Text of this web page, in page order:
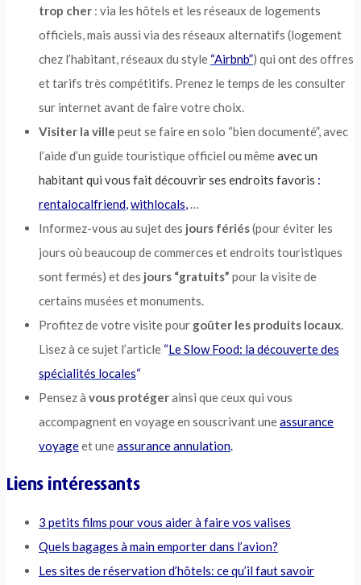
trop cher : via les hôtels et les réseaux de logements
officiels, mais aussi via des réseaux alternatifs (logement
chez l’habitant, réseaux du style “Airbnb”) qui ont des offres
et tarifs très compétitifs. Prenez le temps de les consulter
sur internet avant de faire votre choix.
Visiter la ville peut se faire en solo “bien documenté”, avec
l’aide d’un guide touristique officiel ou mêmeavecun
habitant qui vous fait découvrir ses endroits favoris :
rentalocalfriend,withlocals,…
Informez-vous au sujet des jours fériés(pour éviter les
jours où beaucoup de commerces et endroits touristiques
sont fermés) et des jours “gratuits” pour la visite de
certains musées et monuments.
Profitez de votre visite pour goûter les produits locaux.
Lisez à ce sujet l’article “Le Slow Food: la découverte des
spécialités locales“
Pensez à vous protégerainsi que ceux qui vous
accompagnent en voyage en souscrivant uneassurance
voyageet uneassurance annulation.
Liens intéressants
3 petits films pour vous aider à faire vos valises
Quels bagages à main emporter dans l’avion?
Les sites de réservation d’hôtels: ce qu’il faut savoir